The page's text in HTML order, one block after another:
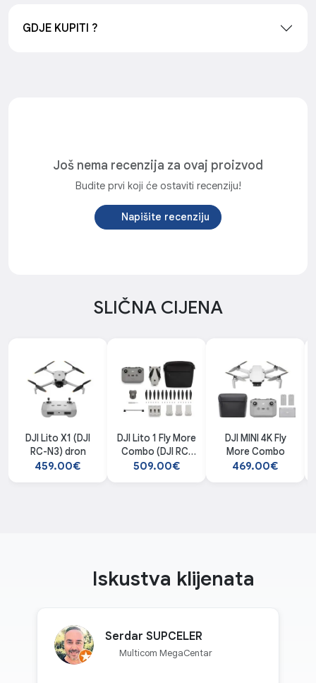
GDJE KUPITI ?
Još nema recenzija za ovaj proizvod
Budite prvi koji će ostaviti recenziju!
Napišite recenziju
SLIČNA CIJENA
DJI Lito X1 (DJI
RC-N3) dron
459.00€
DJI Lito 1 Fly More
Combo (DJI RC-
N3) dron
509.00€
DJI MINI 4K Fly
More Combo
469.00€
Iskustva klijenata
Serdar SUPCELER
Multicom MegaCentar